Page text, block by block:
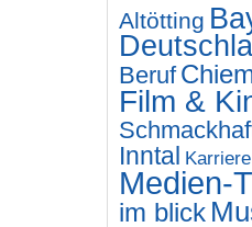
Altötting
Beruf
Film &
Inntal Karriere
Medien-
im blick